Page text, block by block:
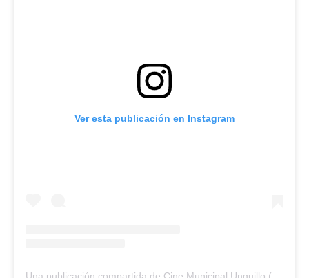
Ver esta publicación en Instagram